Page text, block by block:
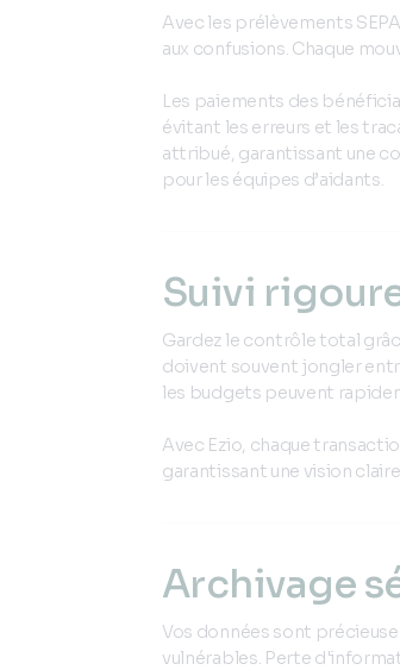
Avec les prélèvements
aux confusions. Chaque
Les paiements des
évitant les erreurs et les
attribué, garantissant une
pour les équipes d’aidants.
Suivi
Gardez le contrôle total
doivent souvent jongler
les budgets peuvent
Avec Ezio, chaque
garantissant une vision
Archivage
Vos données sont
vulnérables. Perte